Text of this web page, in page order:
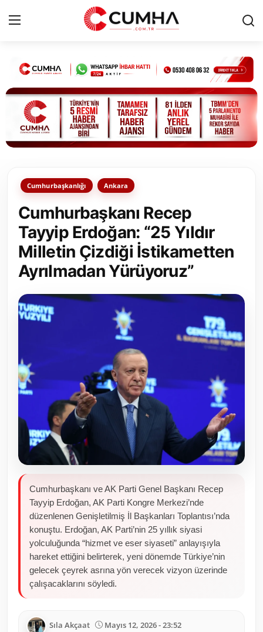
Kurumsal
Cumhurbaşkanlığı
Bakanlıklar
Siyasi Partiler
Yerel Yönetimler
Mülki İdare
Toplum ve Yaşam
Sivil Toplum Kuruluşları
Kamu Kurumları ve Üst Kurullar
Resmi Reklamlar
Cumhurbaşkanlığı Ankara
Cumhurbaşkanı Recep
Tayyip Erdoğan: “25 Yıldır
Milletin Çizdiği İstikametten
Ayrılmadan Yürüyoruz”
Cumhurbaşkanı ve AK Parti Genel Başkanı Recep
Tayyip Erdoğan, AK Parti Kongre Merkezi’nde
düzenlenen Genişletilmiş İl Başkanları Toplantısı’nda
konuştu. Erdoğan, AK Parti’nin 25 yıllık siyasi
yolculuğunda “hizmet ve eser siyaseti” anlayışıyla
hareket ettiğini belirterek, yeni dönemde Türkiye’nin
gelecek çeyrek asrına yön verecek vizyon üzerinde
çalışacaklarını söyledi.
Sıla Akçaat Mayıs 12, 2026 - 23:52